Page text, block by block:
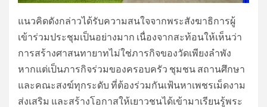
แนวคิดดังกล่าวได้รับความสนใจจากพระสังฆาธิการผู้
เข้าร่วมประชุมเป็นอย่างมาก เนื่องจากสะท้อนให้เห็นว่า
การสร้างศาสนทายาทไม่ใช่ภารกิจของวัดเพียงลำพัง
หากแต่เป็นภารกิจร่วมของครอบครัว ชุมชน สถานศึกษา
และคณะสงฆ์ทุกระดับ ที่ต้องร่วมกันเฟ้นหาเพชรเม็ดงาม
ส่งเสริม และสร้างโอกาสให้เยาวชนได้เข้ามาเรียนรู้พระ